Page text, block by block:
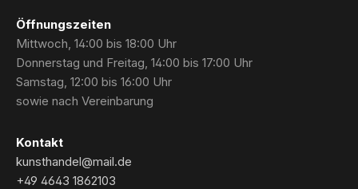
Öffnungszeiten
Mittwoch, 14:00 bis 18:00 Uhr
Donnerstag und Freitag, 14:00 bis 17:00 Uhr
Samstag, 12:00 bis 16:00 Uhr
sowie nach Vereinbarung
Kontakt
kunsthandel@mail.de
+49 4643 1862103